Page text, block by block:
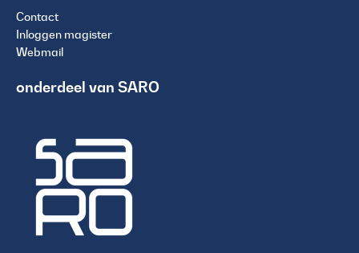
Contact
Inloggen magister
Webmail
onderdeel van SARO